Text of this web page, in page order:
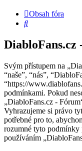
Obsah fóra
Hledat
DiabloFans.cz
Svým přístupem na
“naše”, “nás”,
“https://
podmínkami. Pokud
„DiabloFans.cz -
Vyhrazujeme si právo
potřebné pro to,
rozumné tyto podmínky
používáním